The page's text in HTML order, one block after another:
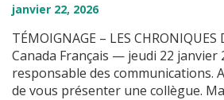
janvier 22, 2026
TÉMOIGNAGE – LES CHRONIQUES
Canada Français — jeudi 22 janvier
responsable des communications.
de vous présenter une collègue.